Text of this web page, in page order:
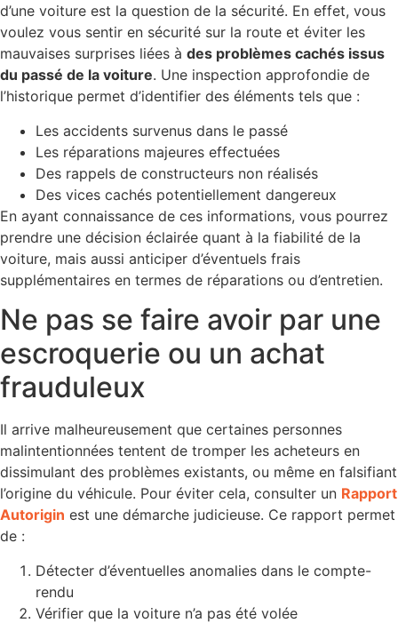
d’une voiture est la question de la sécurité. En effet, vous
voulez vous sentir en sécurité sur la route et éviter les
mauvaises surprises liées à des problèmes cachés issus
du passé de la voiture. Une inspection approfondie de
l’historique permet d’identifier des éléments tels que :
Les accidents survenus dans le passé
Les réparations majeures effectuées
Des rappels de constructeurs non réalisés
Des vices cachés potentiellement dangereux
En ayant connaissance de ces informations, vous pourrez
prendre une décision éclairée quant à la fiabilité de la
voiture, mais aussi anticiper d’éventuels frais
supplémentaires en termes de réparations ou d’entretien.
Ne pas se faire avoir par une
escroquerie ou un achat
frauduleux
Il arrive malheureusement que certaines personnes
malintentionnées tentent de tromper les acheteurs en
dissimulant des problèmes existants, ou même en falsifiant
l’origine du véhicule. Pour éviter cela, consulter un Rapport
Autorigin est une démarche judicieuse. Ce rapport permet
de :
Détecter d’éventuelles anomalies dans le compte-
rendu
Vérifier que la voiture n’a pas été volée